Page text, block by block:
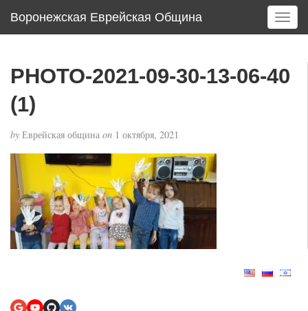
Воронежская Еврейская Община
T
o
l
PHOTO-2021-09-30-13-06-40
(1)
by Еврейская община on 1 октября, 2021